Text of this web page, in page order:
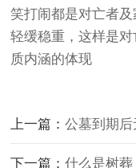
笑打闹都是对亡者
轻缓稳重，这样是
质内涵的体现
上一篇：公墓到期后无人续
下一篇：什么是树葬